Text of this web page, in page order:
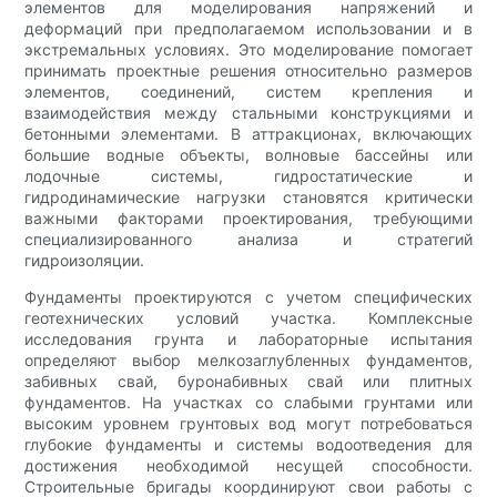
элементов для моделирования напряжений и
деформаций при предполагаемом использовании и в
экстремальных условиях. Это моделирование помогает
принимать проектные решения относительно размеров
элементов, соединений, систем крепления и
взаимодействия между стальными конструкциями и
бетонными элементами. В аттракционах, включающих
большие водные объекты, волновые бассейны или
лодочные системы, гидростатические и
гидродинамические нагрузки становятся критически
важными факторами проектирования, требующими
специализированного анализа и стратегий
гидроизоляции.
Фундаменты проектируются с учетом специфических
геотехнических условий участка. Комплексные
исследования грунта и лабораторные испытания
определяют выбор мелкозаглубленных фундаментов,
забивных свай, буронабивных свай или плитных
фундаментов. На участках со слабыми грунтами или
высоким уровнем грунтовых вод могут потребоваться
глубокие фундаменты и системы водоотведения для
достижения необходимой несущей способности.
Строительные бригады координируют свои работы с